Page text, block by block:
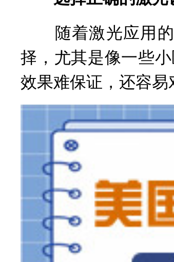
随着激光应用的
择，尤其是像一些
效果难保证，还容易